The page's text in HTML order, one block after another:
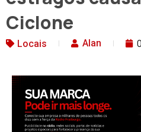
Ciclone
Locais Alan